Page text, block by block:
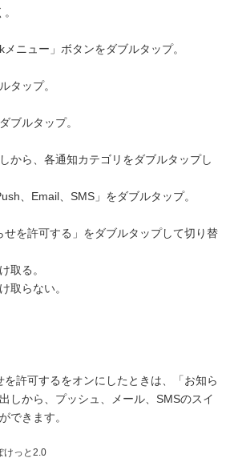
ニュー」ボタンをダブルタップ。
タップ。
ブルタップ。
から、各通知カテゴリをダブルタップし
、Email、SMS」をダブルタップ。
せを許可する」をダブルタップして切り替
取る。
取らない。
許可するをオンにしたときは、「お知ら
しから、プッシュ、メール、SMSのスイ
できます。
けっと2.0